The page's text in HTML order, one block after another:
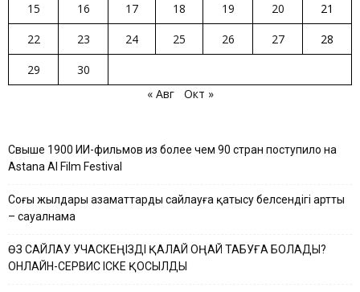
15
16 17 18 19 20
21
22
23 24 25 26 27
28
29
30
« Авг
Окт »
Свыше 1900 ИИ-фильмов из более чем 90 стран поступило на
Astana AI Film Festival
Соңғы жылдары азаматтардың сайлауға қатысу белсендігі артты
– сауалнама
ӨЗ САЙЛАУ УЧАСКЕҢІЗДІ ҚАЛАЙ ОҢАЙ ТАБУҒА БОЛАДЫ?
ОНЛАЙН-СЕРВИС ІСКЕ ҚОСЫЛДЫ